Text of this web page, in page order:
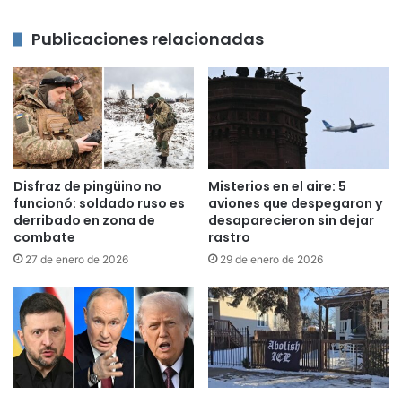
Publicaciones relacionadas
Disfraz de pingüino no
funcionó: soldado ruso es
derribado en zona de
combate
27 de enero de 2026
Misterios en el aire: 5
aviones que despegaron y
desaparecieron sin dejar
rastro
29 de enero de 2026